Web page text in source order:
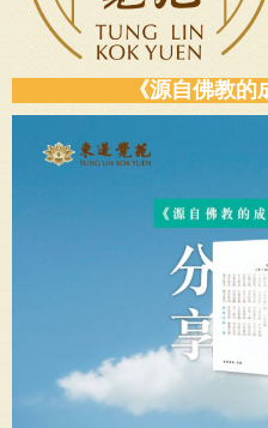
《源自佛教